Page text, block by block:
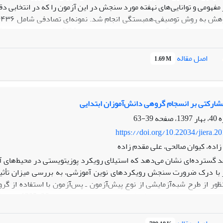
و توانایی‌های نهفته مورد سنجش در این آزمون را که در انتخابی
تحلیل‌ها نشان داد که ساختار آزمون از سه توانایی عمده تشکیل شده
ساختاری نیز نشان داد که توانایی‌های عمومی، زیربنای توسعه
مستقل شناسایی شد.
به کار رود. تأیید مدل مفهومی پژوهش، پشتوانه‌ای نظری و تجربی
گزینش کمک کرده و می‌تواند در جهت هم‌راستاسازی روش‌های
اصل مقاله 1.69 M
بر انسجام گروهی دانش‌آموزان ابتدایی
39-63
https://doi.org/10.22034/
کیوان صالحی، علی مقدم زاده
گسترده‌ای نشان می‌دهد که استیلای رویکرد پوزیتویستی در محیط‌های
درک ضرورت سنجش رویکردهای نوین آموزشی، به بررسی میزان
از طرح شبه‌آزمایشی از نوع پیش‌آزمون ـ پس‌آزمون با استفاده از
(انکوا) نشان داد که تدریس مشارکتی بر انسجام گروهی